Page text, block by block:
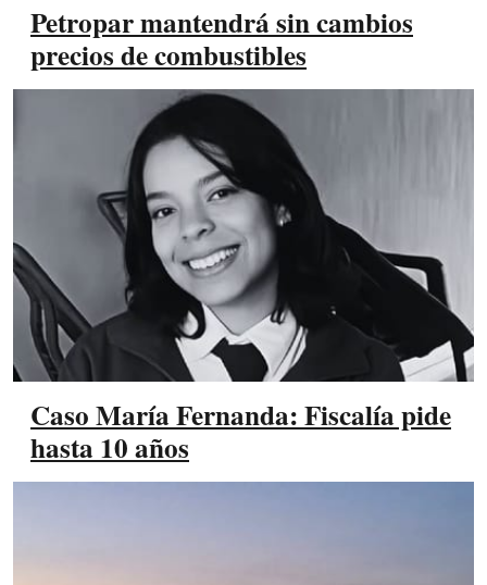
Petropar mantendrá sin cambios
precios de combustibles
Caso María Fernanda: Fiscalía pide
hasta 10 años